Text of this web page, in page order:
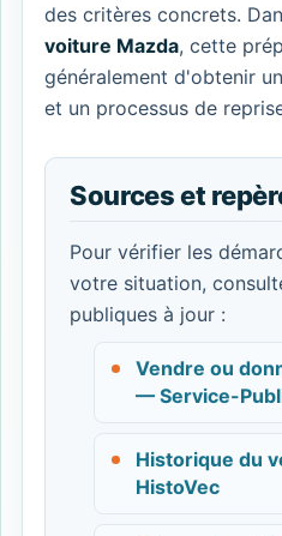
des critères concrets.
voiture Mazda, cette
généralement d'obtenir
et un processus de
Sources et
Pour vérifier les
votre situation,
publiques à jour :
Vendre ou
— Service-
Historique du
HistoVec